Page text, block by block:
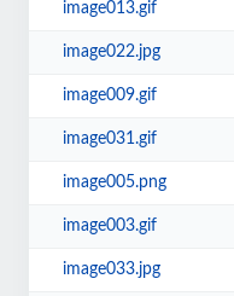
image013.gif
image022.jpg
image009.gif
image031.gif
image005.png
image003.gif
image033.jpg